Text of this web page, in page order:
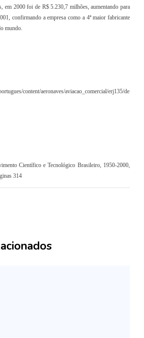
em 2000 foi de R$ 5.230,7 milhões, aumentando para
confirmando a empresa como a 4ª maior fabricante
mundo.
content/aeronaves/aviacao_comercial/erj135/de
Científico e Tecnológico Brasileiro, 1950-2000,
314